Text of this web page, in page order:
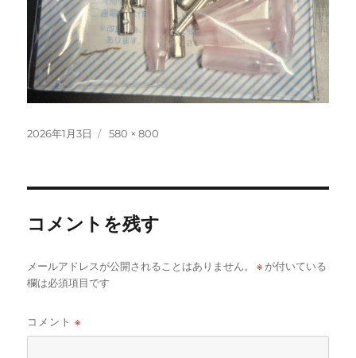
投
2026年1月3日
フ
580 × 800
コメントを残す
メールアドレスが公開されることはありません。 ※ が付いている
欄は必須項目です
コメント※